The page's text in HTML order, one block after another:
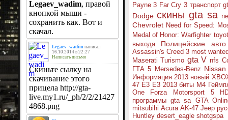
Payne 3 Far Cry 3 транспорт
Dodge скины gta sa
Chevrolet Need for Speed:
Medal of Honor: Warfighter
выхода
Полицейские авто
Assassin's Creed 3 most
Maserati Turismo gta V nfs
ГТА 5 Mersedes-Benz Nissan
Информация 2013 новый
47 E3 E3 2013 биты M4
One
Forza Motorsport 5
программы gta sa GTA
mitsubihi Acura AK-47 Jeep
Huntley desert_eagle shotgspa